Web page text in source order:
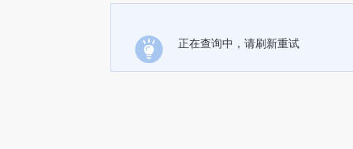
正在查询中，请刷新重试